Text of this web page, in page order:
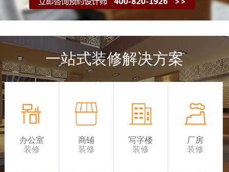
一站式装修解决方案
办公室
装修
商铺
装修
写字楼
装修
厂房
装修